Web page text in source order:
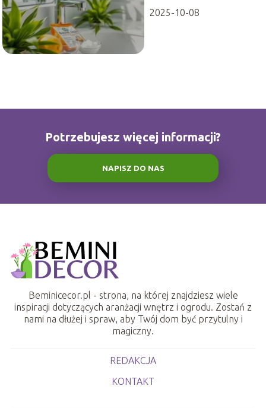
2025-10-08
Potrzebujesz więcej informacji?
NAPISZ DO NAS
Beminicecor.pl - strona, na której znajdziesz wiele
inspiracji dotyczących aranżacji wnętrz i ogrodu. Zostań z
nami na dłużej i spraw, aby Twój dom być przytulny i
magiczny.
REDAKCJA
KONTAKT